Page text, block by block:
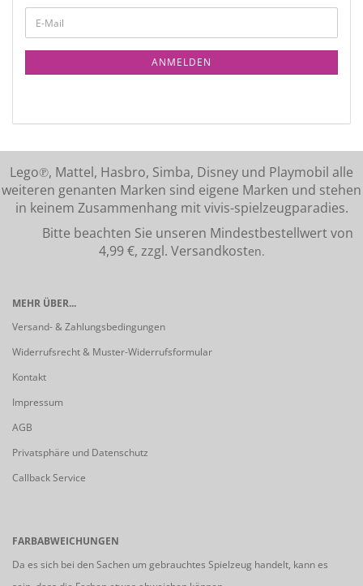
ANMELDEN
Lego℗, Mattel, Hasbro, Simba, Disney und Playmobil alle
weiteren genanten Marken sind eigene Marken und stehen
in keinem Zusammenhang mit vivis-spielzeugparadies.
Bitte beachten Sie unseren Mindestbestellwert von
4,99 €, zzgl. Versandkosten.
MEHR ÜBER...
Versand- & Zahlungsbedingungen
Widerrufsrecht & Muster-Widerrufsformular
Kontakt
Impressum
AGB
Privatsphäre und Datenschutz
Callback Service
FARBABWEICHUNGEN
Da es sich bei den Sachen um gebrauchtes Spielzeug handelt, kann es